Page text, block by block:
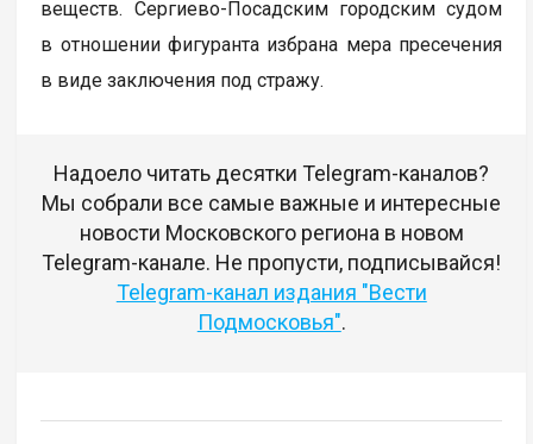
веществ. Сергиево-Посадским городским судом
в отношении фигуранта избрана мера пресечения
в виде заключения под стражу.
Надоело читать десятки Telegram-каналов?
Мы собрали все самые важные и интересные
новости Московского региона в новом
Telegram-канале. Не пропусти, подписывайся!
Telegram-канал издания "Вести
Подмосковья".